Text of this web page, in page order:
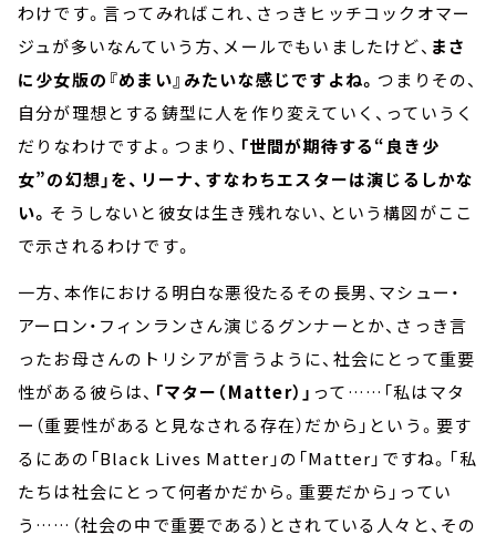
わけです。言ってみればこれ、さっきヒッチコックオマー
ジュが多いなんていう方、メールでもいましたけど、 まさ
に少女版の『めまい』みたいな感じですよね。 つまりその、
自分が理想とする鋳型に人を作り変えていく、っていうく
だりなわけですよ。つまり、 「世間が期待する“良き少
女”の幻想」を、リーナ、すなわちエスターは演じるしかな
い。 そうしないと彼女は生き残れない、という構図がここ
で示されるわけです。
一方、本作における明白な悪役たるその長男、マシュー・
アーロン・フィンランさん演じるグンナーとか、さっき言
ったお母さんのトリシアが言うように、社会にとって重要
性がある彼らは、 「マター（Matter）」 って……「私はマタ
ー（重要性があると見なされる存在）だから」という。要す
るにあの「Black Lives Matter」の「Matter」ですね。「私
たちは社会にとって何者かだから。重要だから」ってい
う……（社会の中で重要である）とされている人々と、その